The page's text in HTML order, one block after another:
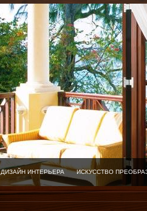
ДИЗАЙН ИНТЕРЬЕРА ИСКУССТВО